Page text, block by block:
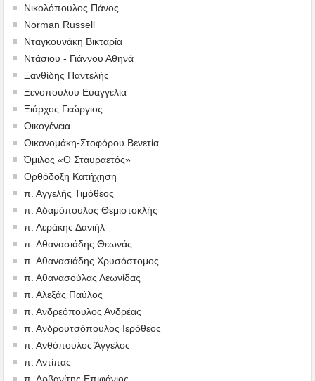
Νικολόπουλος Πάνος
Norman Russell
Νταγκουνάκη Βικταρία
Ντάσιου - Γιάννου Αθηνά
Ξανθίδης Παντελής
Ξενοπούλου Ευαγγελία
Ξιάρχος Γεώργιος
Οικογένεια
Οικονομάκη-Στοφόρου Βενετία
Όμιλος «Ο Σταυραετός»
Ορθόδοξη Κατήχηση
π. Αγγελής Τιμόθεος
π. Αδαμόπουλος Θεμιστοκλής
π. Αεράκης Δανιήλ
π. Αθανασιάδης Θεωνάς
π. Αθανασιάδης Χρυσόστομος
π. Αθανασούλας Λεωνίδας
π. Αλεξάς Παύλος
π. Ανδρεόπουλος Ανδρέας
π. Ανδρουτσόπουλος Ιερόθεος
π. Ανθόπουλος Άγγελος
π. Αντίπας
π. Αρβανίτης Επιφάνιος